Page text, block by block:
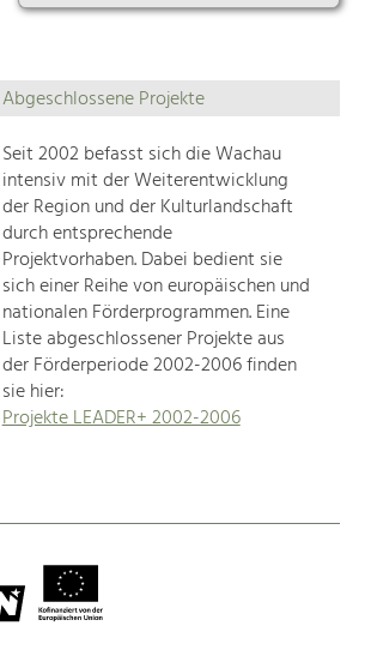
Overview
of
topics
Development
within
our
region
is
extremely
diverse.
Which
provide
you
with
an
Abgeschlossene Projekte
Seit 2002 befasst sich die Wachau
intensiv mit der Weiterentwicklung
der Region und der Kulturlandschaft
durch entsprechende
Projektvorhaben. Dabei bedient sie
sich einer Reihe von europäischen und
nationalen Förderprogrammen. Eine
Liste abgeschlossener Projekte aus
der Förderperiode 2002-2006 finden
sie hier:
Projekte LEADER+ 2002-2006